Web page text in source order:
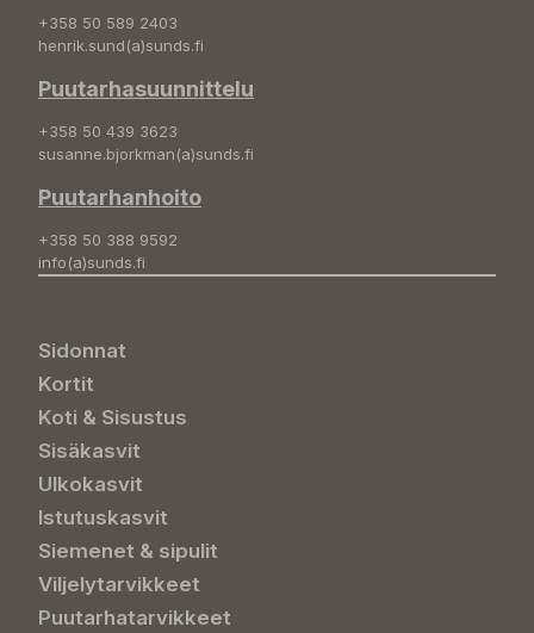
+358 50 589 2403
henrik.sund(a)sunds.fi
Puutarhasuunnittelu
+358 50 439 3623
susanne.bjorkman(a)sunds.fi
Puutarhanhoito
+358 50 388 9592
info(a)sunds.fi
Sidonnat
Kortit
Koti & Sisustus
Sisäkasvit
Ulkokasvit
Istutuskasvit
Siemenet & sipulit
Viljelytarvikkeet
Puutarhatarvikkeet